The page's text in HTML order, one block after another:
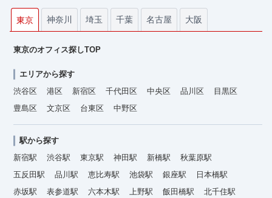
東京 神奈川 埼玉 千葉 名古屋 大阪
東京のオフィス探しTOP
エリアから探す
渋谷区
港区 新宿区 千代田区 中央区 品川区
目黒区
豊島区
文京区 台東区 中野区
駅から探す
新宿駅
渋谷駅 東京駅 神田駅 新橋駅
秋葉原駅
五反田駅
品川駅 恵比寿駅 池袋駅 銀座駅
日本橋駅
赤坂駅
表参道駅 六本木駅 上野駅 飯田橋駅
北千住駅